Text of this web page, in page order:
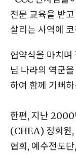
전문 교육을 받
살리는 사역에
협약식을 마치며
님 나라의 역군
하여 함께 기뻐
한편, 지난 2000
(CHEA) 정회원,
협회, 예수전도